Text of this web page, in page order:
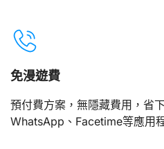
免漫遊費
預付費方案，無隱藏費用，省
WhatsApp、Facetime等應用